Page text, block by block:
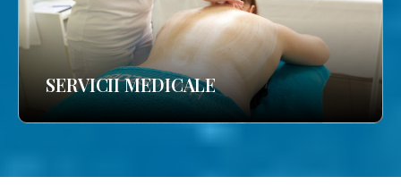
SERVICII MEDICALE